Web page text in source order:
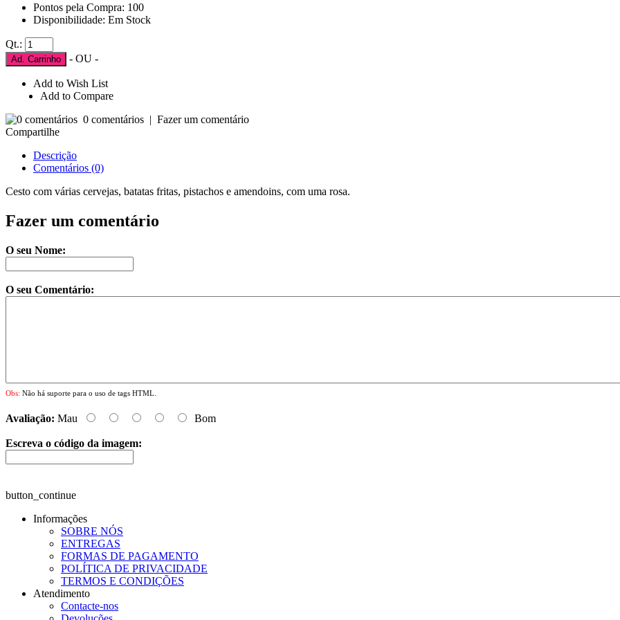
Pontos pela Compra: 100
Disponibilidade: Em Stock
Qt.:
Ad. Carrinho - OU -
Add to Wish List
Add to Compare
0 comentários | Fazer um comentário
Compartilhe
Descrição
Comentários (0)
Cesto com várias cervejas, batatas fritas, pistachos e amendoins, com uma rosa.
Fazer um comentário
O seu Nome:
O seu Comentário:
Obs: Não há suporte para o uso de tags HTML.
Avaliação: Mau Bom
Escreva o código da imagem:
button_continue
Informações
SOBRE NÓS
ENTREGAS
FORMAS DE PAGAMENTO
POLÍTICA DE PRIVACIDADE
TERMOS E CONDIÇÕES
Atendimento
Contacte-nos